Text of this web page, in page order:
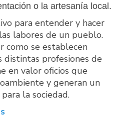
o la artesanía local.
para entender y hacer
labores de un pueblo.
como se establecen
distintas profesiones de
en valor oficios que
y generan un
la sociedad.